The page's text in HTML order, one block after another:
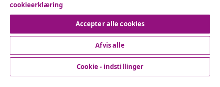
Vores konti på sociale medier
Indsend en anmodning om at fortryde din ordre.
cookieerklæring
Accepter alle cookies
Afvis alle
Cookie - indstillinger